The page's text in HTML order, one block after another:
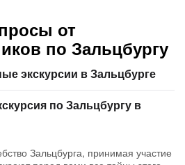
от
по Зальцбургу
экскурсии в Зальцбурге
по Зальцбургу в
Зальцбурга, принимая участие